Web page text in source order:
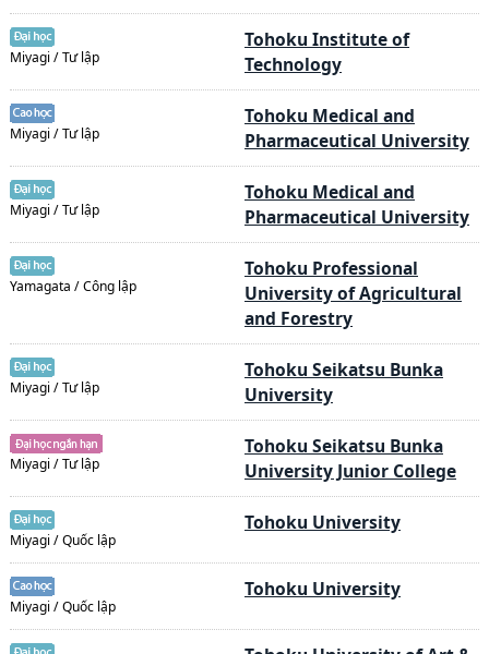
Miyagi / Tư lập
Tohoku Institute of
Technology
Miyagi / Tư lập
Tohoku Medical and
Pharmaceutical University
Miyagi / Tư lập
Tohoku Medical and
Pharmaceutical University
Yamagata / Công lập
Tohoku Professional
University of Agricultural
and Forestry
Miyagi / Tư lập
Tohoku Seikatsu Bunka
University
Miyagi / Tư lập
Tohoku Seikatsu Bunka
University Junior College
Miyagi / Quốc lập
Tohoku University
Miyagi / Quốc lập
Tohoku University